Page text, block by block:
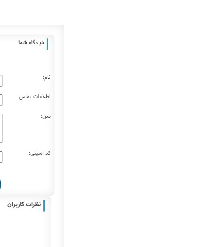
دیـــدگاه شما
نام:
اطلاعات تماس:
متن:
کد امنیتی:
نظرات کاربران